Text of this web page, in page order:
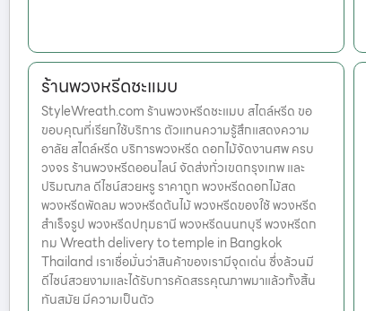
ร้านพวงหรีดชะแมบ
StyleWreath.com ร้านพวงหรีดชะแมบ สไตล์หรีด ขอ
ขอบคุณที่เรียกใช้บริการ ตัวแทนความรู้สึกแสดงความ
อาลัย สไตล์หรีด บริการพวงหรีด ดอกไม้จัดงานศพ ครบ
วงจร ร้านพวงหรีดออนไลน์ จัดส่งทั่วเขตกรุงเทพ และ
ปริมณฑล ดีไซน์สวยหรู ราคาถูก พวงหรีดดอกไม้สด
พวงหรีดพัดลม พวงหรีดต้นไม้ พวงหรีดของใช้ พวงหรีด
สำเร็จรูป พวงหรีดปทุมธานี พวงหรีดนนทบุรี พวงหรีดก
ทม Wreath delivery to temple in Bangkok
Thailand เราเชื่อมั่นว่าสินค้าของเรามีจุดเด่น ซึ่งล้วนมี
ดีไซน์สวยงามและได้รับการคัดสรรคุณภาพมาแล้วทั้งสิ้น
ทันสมัย มีความเป็นตัว